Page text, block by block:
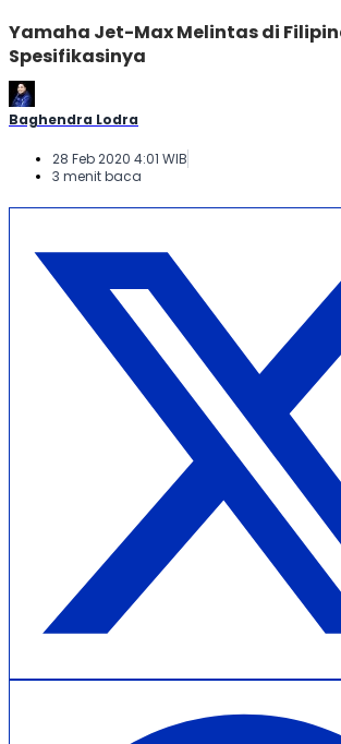
Yamaha Jet-Max Melintas di
Spesifikasinya
Baghendra Lodra
28 Feb 2020 4:01 WIB
3 menit baca